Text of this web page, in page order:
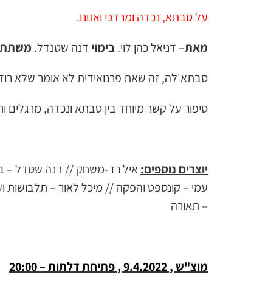
על סבתא, נכדה ומרדכי ואנונו.
מאת– דניאל כהן לוי.בימוי דנה שטנדל.
סבתא'לה, זה שאת פרנואידית לא אומר שלא
סיפור על קשר מיוחד בין סבתא ונכדה, מרגלים
יוצרים נוספים:איל רז -משחק // דנה שטדל –
עמי – קונספט והפקה // מיכל לאור – תלבושות
– תאורה
מוצ"ש , 9.4.2022 , פתיחת דלתות – 20:00